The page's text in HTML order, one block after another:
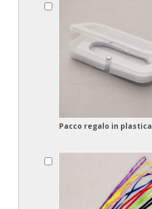
Pacco regalo in plastica